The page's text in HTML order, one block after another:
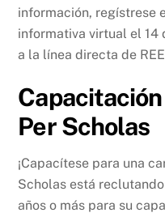
información, regístrese
informativa virtual el 14
a la línea directa de
Per Scholas
¡Capacítese para una
Scholas está
años o más para su